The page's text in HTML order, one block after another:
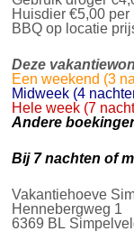
Huisdier €5,00 per
BBQ op locatie
Deze
Een weekend (3
Midweek (4
Hele week (7
Andere
Bij 7 nachten of
Vakantiehoeve
Hennebergweg 1
6369 BL